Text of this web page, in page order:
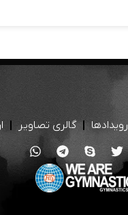
رویدادها گالری تصاویر